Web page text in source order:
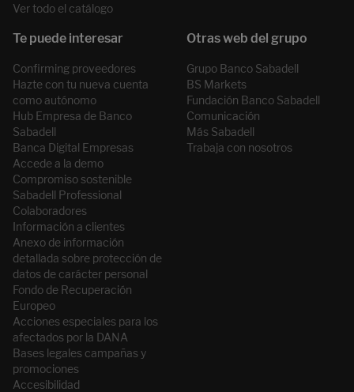
Ver todo el catálogo
Confirming proveedores
Hazte con tu nueva cuenta
como autónomo
Hub Empresa de Banco
Sabadell
Banca Digital Empresas
Accede a la demo
Compromiso sostenible
Sabadell Professional
Colaboradores
Información a clientes
Anexo de información
detallada sobre protección de
datos de carácter personal
Fondo de Recuperación
Europeo
Acciones especiales para los
afectados por la DANA
Bases legales campañas y
promociones
Accesibilidad
Grupo Banco Sabadell
BS Markets
Fundación Banco Sabadell
Comunicación
Más Sabadell
Trabaja con nosotros